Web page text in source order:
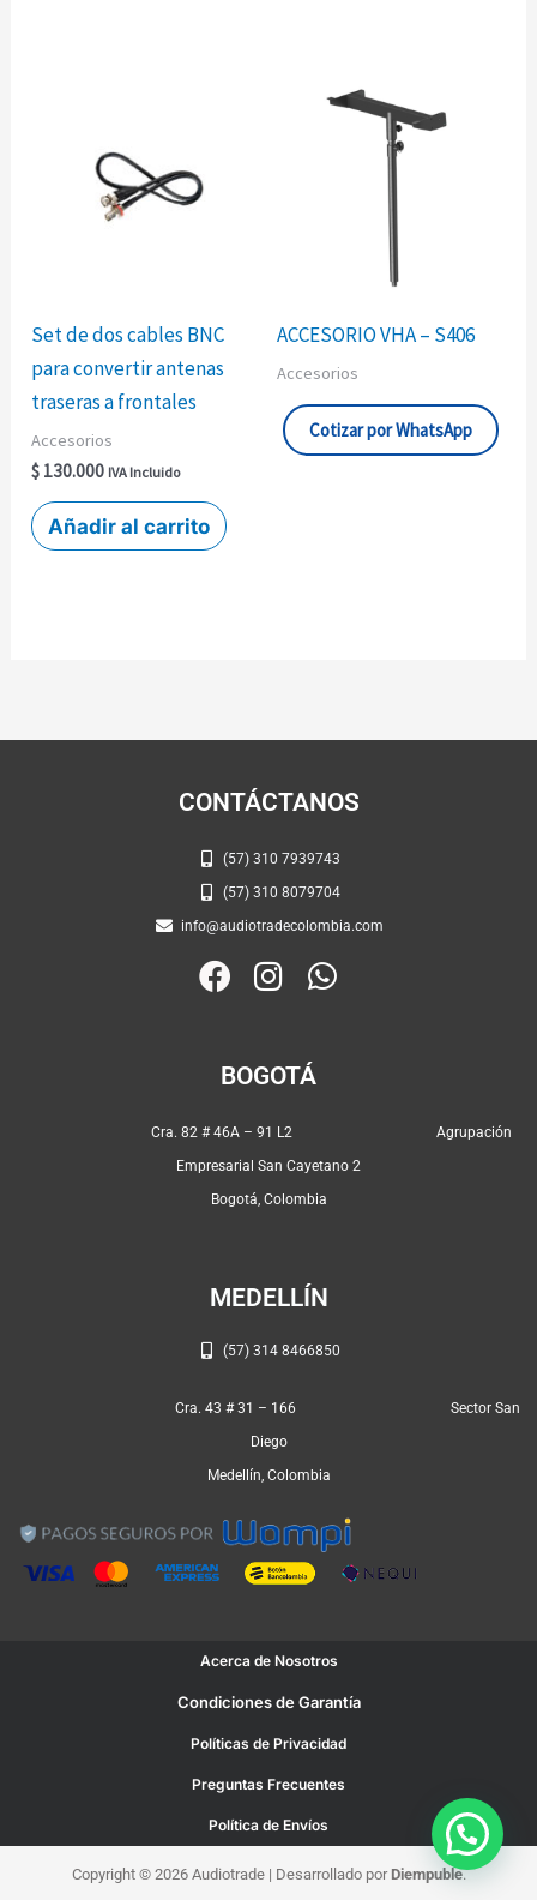
Set de dos cables BNC
para convertir antenas
traseras a frontales
Accesorios
$ 130.000 IVA Incluido
Añadir al carrito
ACCESORIO VHA – S406
Accesorios
Cotizar por WhatsApp
CONTÁCTANOS
(57) 310 7939743
(57) 310 8079704
info@audiotradecolombia.com
F
e
o
o
k
I
t
g
r
a
W
p
p
BOGOTÁ
Cra. 82 # 46A – 91 L2 Agrupación
Empresarial San Cayetano 2
Bogotá, Colombia
MEDELLÍN
(57) 314 8466850
Cra. 43 # 31 – 166 Sector San
Diego
Medellín, Colombia
Acerca de Nosotros
Condiciones de Garantía
Políticas de Privacidad
Preguntas Frecuentes
Política de Envíos
Copyright © 2026 Audiotrade | Desarrollado por Diempuble.